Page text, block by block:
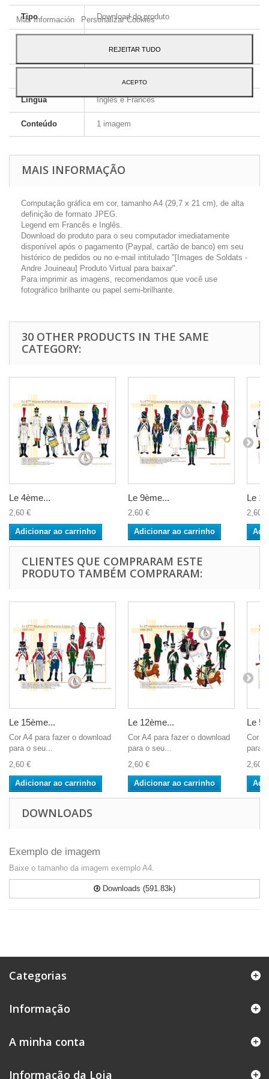
Tipo Download do produto
JPEG HD
Língua Inglês e Francês
Conteúdo 1 imagem
MAIS INFORMAÇÃO
Computação gráfica em cor, tamanho A4 (29,7 x 21 cm), de alta
definição de formato JPEG.
Legend em Francês e Inglês.
Download do produto para o seu computador imediatamente
disponível após o pagamento (Paypal, cartão de banco) em seu
histórico de pedidos ou no e-mail intitulado "[Images de Soldats -
Andre Jouineau] Produto Virtual para baixar".
Para imprimir as imagens, recomendamos que você use
fotográfico brilhante ou papel semi-brilhante.
30 OTHER PRODUCTS IN THE SAME
CATEGORY:
Le 4ème...
2,60 €
Adicionar ao carrinho
Le 9ème...
2,60 €
Adicionar ao carrinho
Le
2,60 €
CLIENTES QUE COMPRARAM ESTE
PRODUTO TAMBÉM COMPRARAM:
Le 15ème...
Cor A4 para fazer o download
para o seu...
2,60 €
Adicionar ao carrinho
Le 12ème...
Cor A4 para fazer o download
para o seu...
2,60 €
Adicionar ao carrinho
Le
Cor
para
2,60 €
DOWNLOADS
Exemplo de imagem
Baixe o tamanho da imagem exemplo A4.
Downloads (591.83k)
Categorias
Informação
A minha conta
Informação da Loja
ao seu uso, pressione o botão Aceito.
Más Información
Personalizar Cookies
REJEITAR TUDO
ACEPTO